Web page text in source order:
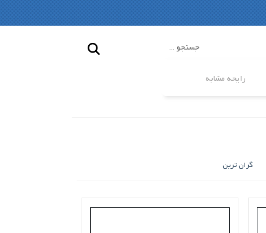
رایحه مشابه
گران ترین